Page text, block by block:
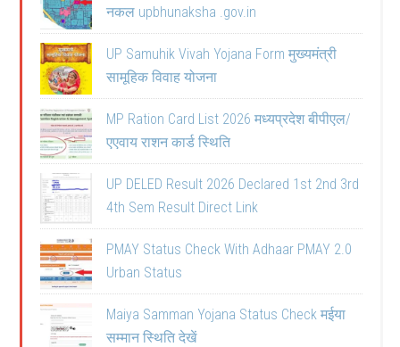
नकल upbhunaksha .gov.in
UP Samuhik Vivah Yojana Form मुख्यमंत्री
सामूहिक विवाह योजना
MP Ration Card List 2026 मध्यप्रदेश बीपीएल/
एएवाय राशन कार्ड स्थिति
UP DELED Result 2026 Declared 1st 2nd 3rd
4th Sem Result Direct Link
PMAY Status Check With Adhaar PMAY 2.0
Urban Status
Maiya Samman Yojana Status Check मईया
सम्मान स्थिति देखें